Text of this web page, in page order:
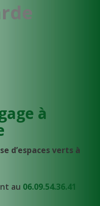
à
d’espaces verts à
au 06.09.54.36.41